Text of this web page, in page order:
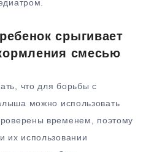
срыгивает
смесью
что для борьбы с
можно использовать
временем, поэтому
их использовании